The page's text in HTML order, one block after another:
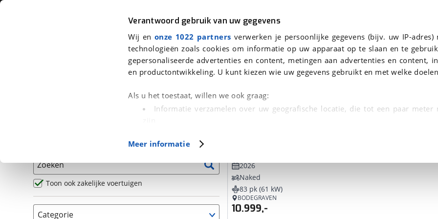
Verantwoord gebruik van uw gegevens
Wij en onze 1022 partners verwerken je persoonlijke gegevens (bijv. uw IP-adres)
technologieën zoals cookies om informatie op uw apparaat op te slaan en te
gepersonaliseerde advertenties en content, metingen aan advertenties en content,
en productontwikkeling. U kunt kiezen wie uw gegevens gebruikt en met welke
Als u het toestaat, willen we ook graag:
Informatie verzamelen over uw geografische locatie, die tot een paar meter
(fingerprinting)
in. U kunt uw toestemming op elk moment wijzigen of
Cookieverklaring.
Met cookies en vergelijkbare technieken zorgen we voor een betere en meer
Functionele cookies zorgen ervoor dat de website goed werkt. Ook gebruiken we
Meer informatie
Auto Fiets Motor
Naked
We hebben 11 motoren voor je gevonden
Zoeken
Toon ook zakelijke voertuigen
Categorie
2026
Naked
83 pk (61 kW)
BODEGRAVEN
10.999,-